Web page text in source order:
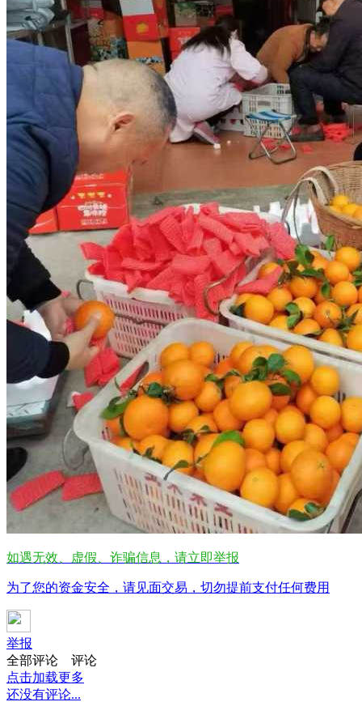
如遇无效、虚假、诈骗信息，请立即举报
为了您的资金安全，请见面交易，切勿提前支付任何费用
举报
全部评论
评论
点击加载更多
还没有评论...